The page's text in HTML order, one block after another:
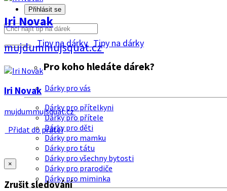
Přihlásit se
Tipy na dárky Tipy na dárky
Pro koho hledáte dárek?
Dárky pro vás
Dárky pro přítelkyni
Dárky pro přítele
Dárky pro děti
Dárky pro mamku
Dárky pro tátu
Dárky pro všechny bytosti
Dárky pro prarodiče
Dárky pro miminka
Iri Novak
mujdummujsquat.cz
Iri Novak
mujdummujsquat.cz
Přidat do přátel
×
Zrušit sledování